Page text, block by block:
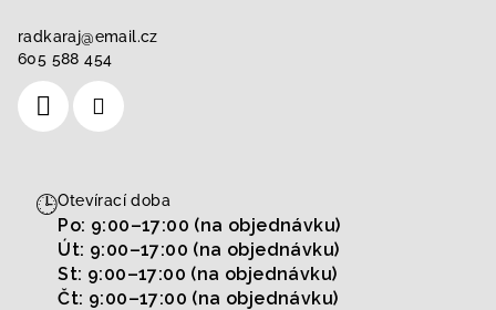
radkaraj@email.cz
605 588 454
🕒Otevírací doba
Po: 9:00–17:00 (na objednávku)
Út: 9:00–17:00 (na objednávku)
St: 9:00–17:00 (na objednávku)
Čt: 9:00–17:00 (na objednávku)